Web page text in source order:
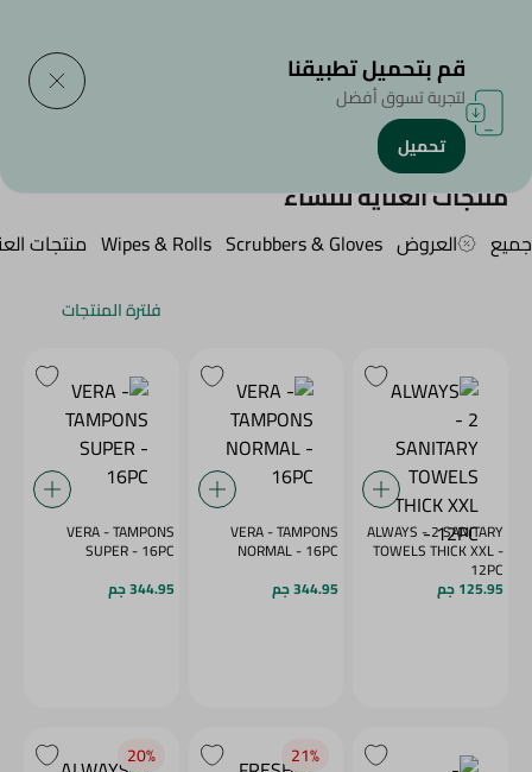
الرئيسية /الجمال والعناية الشخصية
منتجات العناية للنساء
جميع العروض Scrubbers & Gloves
Wipes & Rolls منتجات
فلترة المنتجات
ALWAYS - 2 SANITARY
TOWELS THICK XXL -
12PC
125.95 جم
VERA - TAMPONS
NORMAL - 16PC
344.95 جم
VERA - TAMPONS
SUPER - 16PC
344.95 جم
21‎%‎
20‎%‎
قم بتحميل تطبيقنا
لتجربة تسوق أفضل
تحميل